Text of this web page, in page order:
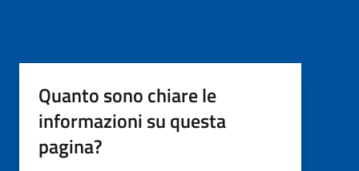
Quanto sono chiare le
informazioni su questa
pagina?